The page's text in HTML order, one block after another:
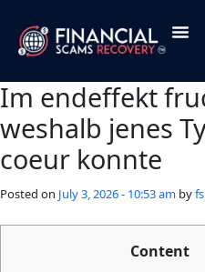
Im endeffekt
weshalb jenes
coeur konnte
Posted on July 3, 2026 - 10:53 am by
Content